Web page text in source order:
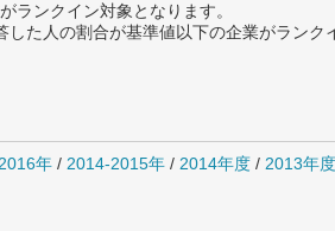
ランクイン対象となります。
た人の割合が基準値以下の企業がランク
2016年 / 2014-2015年 / 2014年度 / 2013年度